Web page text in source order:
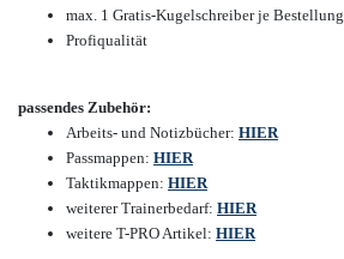
max. 1 Gratis-Kugelschreiber je Bestellung
Profiqualität
passendes Zubehör:
Arbeits- und Notizbücher: HIER
Passmappen: HIER
Taktikmappen: HIER
weiterer Trainerbedarf: HIER
weitere T-PRO Artikel: HIER